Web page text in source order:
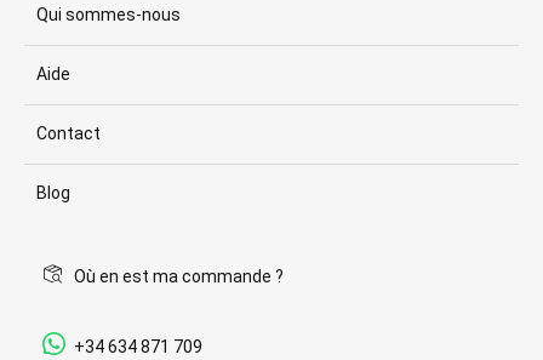
Qui sommes-nous
Aide
Contact
Blog
Où en est ma commande ?
+34 634 871 709